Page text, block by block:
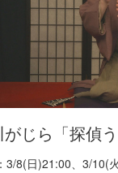
がじら「探偵
3/8(日)21:00、3/